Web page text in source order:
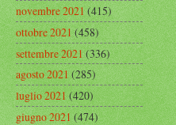
novembre 2021(415)
ottobre 2021(458)
settembre 2021(336)
agosto 2021(285)
luglio 2021(420)
giugno 2021(474)